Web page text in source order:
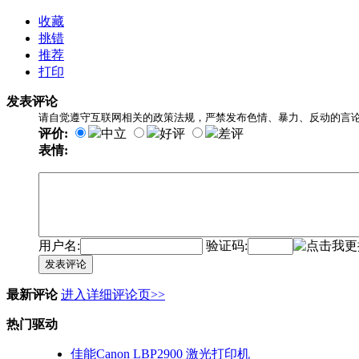
收藏
挑错
推荐
打印
发表评论
请自觉遵守互联网相关的政策法规，严禁发布色情、暴力、反动的言论
评价: 中立 好评
差评
表情:
用户名: 验证码:
发表评论
最新评论 进入详细评论页>>
热门驱动
佳能Canon LBP2900 激光打印机